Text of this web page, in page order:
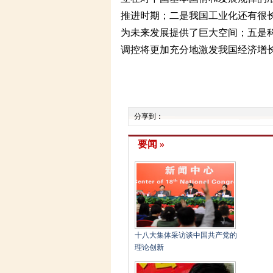
推进时期；二是我国工业化还有很
为未来发展提供了巨大空间；五是
调控将更加充分地激发我国经济增
分享到：
要闻 »
十八大集体采访谈中国共产党的
理论创新